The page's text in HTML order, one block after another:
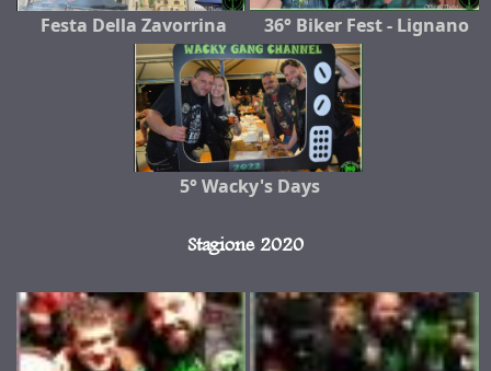
Festa Della Zavorrina 36° Biker Fest - Lignano
5° Wacky's Days
Stagione 2020